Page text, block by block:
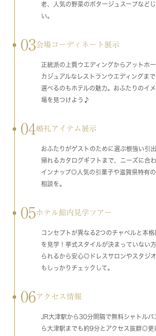
老、人気の野菜のポタージュスープなど
い。
03会場コーディネート展示
正統派の上質ウエディングからアットホ
カジュアルなレストランウエディングま
選べるのもホテルの魅力。おふたりのイ
場を見つけよう♪
04婚礼アイテム展示
おふたりがゲストのために選ぶ根強い引
帰れるカタログギフトまで、ニーズに合
インナップ◎人気の引菓子や滋賀県特有
相談を。
05 ホテル館内見学ツアー
コンセプトが異なる2つのチャペルと本
を見学！挙式スタイルが決まっていない
られるから安心◎ドレスサロンやスタジ
もしっかりチェックして。
06 アクセス情報
JR大津駅から30分間隔で無料シャトル
ら大津駅までも約9分とアクセス抜群◎更